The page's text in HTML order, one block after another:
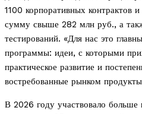
1100 корпоративных
сумму свыше 282 млн руб., а
тестирований. «Для нас это
программы: идеи, с которыми
практическое развитие и
востребованные рынком
В 2026 году участвовало